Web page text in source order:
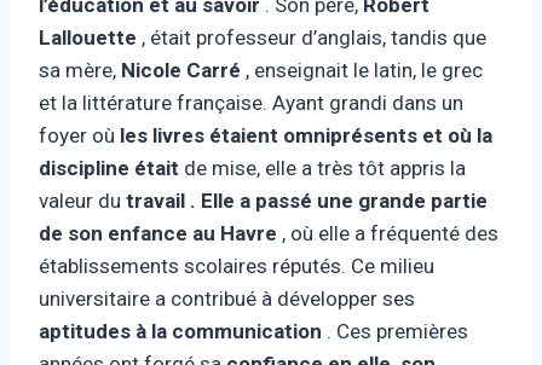
Lallouette , était professeur d’anglais, tandis que
sa mère, Nicole Carré , enseignait le latin, le grec
et la littérature française. Ayant grandi dans un
foyer où les livres étaient omniprésents et où la
discipline était de mise, elle a très tôt appris la
valeur du travail . Elle a passé une grande partie
de son enfance au Havre , où elle a fréquenté des
établissements scolaires réputés. Ce milieu
universitaire a contribué à développer ses
aptitudes à la communication . Ces premières